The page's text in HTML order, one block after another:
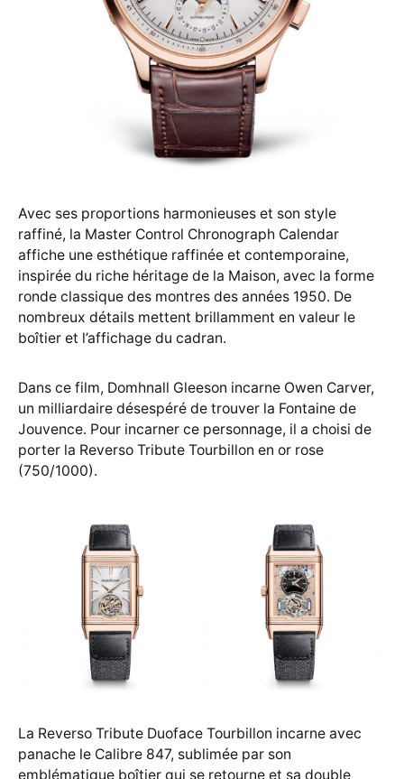
Avec ses proportions harmonieuses et son style
raffiné, la Master Control Chronograph Calendar
affiche une esthétique raffinée et contemporaine,
inspirée du riche héritage de la Maison, avec la forme
ronde classique des montres des années 1950. De
nombreux détails mettent brillamment en valeur le
boîtier et l’affichage du cadran.
Dans ce film, Domhnall Gleeson incarne Owen Carver,
un milliardaire désespéré de trouver la Fontaine de
Jouvence. Pour incarner ce personnage, il a choisi de
porter la Reverso Tribute Tourbillon en or rose
(750/1000).
La Reverso Tribute Duoface Tourbillon incarne avec
panache le Calibre 847, sublimée par son
emblématique boîtier qui se retourne et sa double